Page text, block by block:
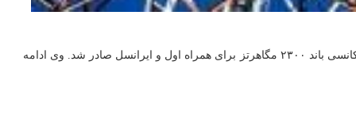
عکس به نقل از مهر، حسین فلاح جوشقانی رییس سازمان تنظیم مقررات و ارتباطات رادیویی در توئیتر اظهار داشت: امروز پروانه فرکانسی باند ۲۳۰۰ مگاهرتز برای همراه اول و ایرانسل صادر شد. وی ادامه